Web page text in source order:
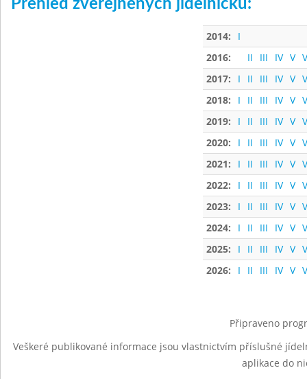
Přehled zveřejněných jídelníčků:
2014:
I
2016:
II III IV V
2017:
I II III IV V
2018:
I II III IV V
2019:
I II III IV V
2020:
I II III IV V
2021:
I II III IV V
2022:
I II III IV V
2023:
I II III IV V
2024:
I II III IV V
2025:
I II III IV V
2026:
I II III IV V
Připraveno
Veškeré publikované informace jsou vlastnictvím příslušné
aplikace do